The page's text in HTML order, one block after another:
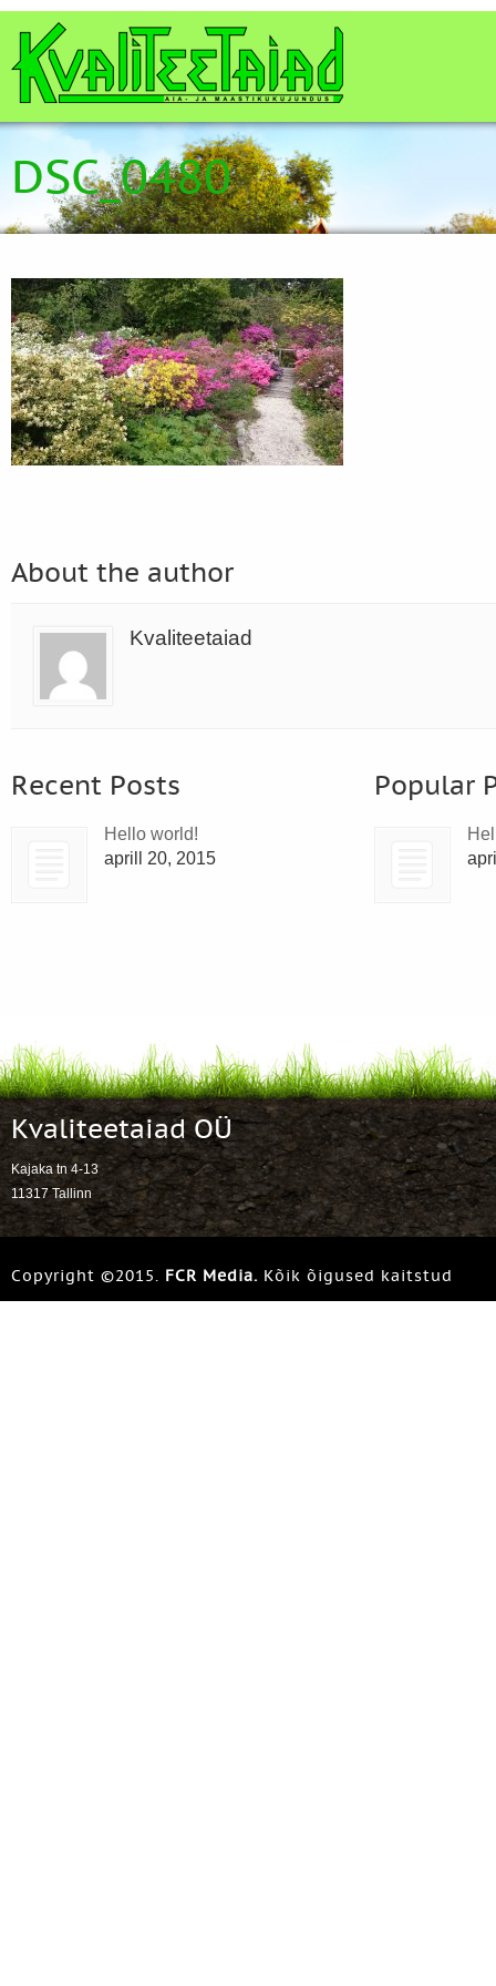
DSC_0480
About the author
Kvaliteetaiad
Recent Posts
Hello world!
aprill 20, 2015
Popular
Kvaliteetaiad OÜ
Kajaka tn 4-13
11317 Tallinn
Copyright ©2015. FCR Media. Kõik õigused kaitstud